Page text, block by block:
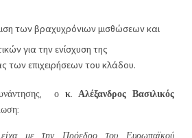
των βραχυχρόνιων μισθώσεων και
για την ενίσχυση της
των επιχειρήσεων του κλάδου.
ο κ. Αλέξανδρος Βασιλικός
με την Πρόεδρο του Ευρωπαϊκού